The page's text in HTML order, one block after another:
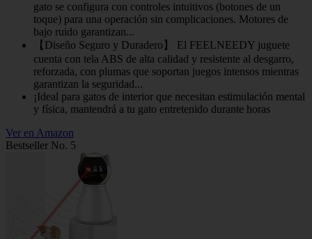
gato se configura con controles intuitivos (botones de un
toque) para una operación sin complicaciones. Motores de
bajo ruido garantizan...
【Diseño Seguro y Duradero】 El FEELNEEDY juguete
cuenta con tela ABS de alta calidad y resistente al desgarro,
reforzada, con plumas que soportan juegos intensos mientras
garantizan la seguridad...
¡Ideal para gatos de interior que necesitan estimulación mental
y física, mantendrá a tu gato entretenido durante horas
Ver en Amazon
Bestseller No. 5